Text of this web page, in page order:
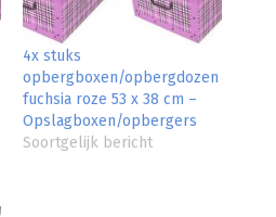
4x stuks
opbergboxen/opbergdozen
fuchsia roze 53 x 38 cm –
Opslagboxen/opbergers
Soortgelijk bericht